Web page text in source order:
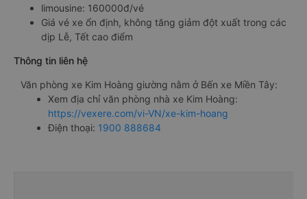
limousine: 160000đ/vé
Giá vé xe ổn định, không tăng giảm đột xuất trong các
dịp Lễ, Tết cao điểm
Thông tin liên hệ
Văn phòng xe Kim Hoàng giường nằm ở Bến xe Miền Tây:
Xem địa chỉ văn phòng nhà xe Kim Hoàng:
https://vexere.com/vi-VN/xe-kim-hoang
Điện thoại: 1900 888684